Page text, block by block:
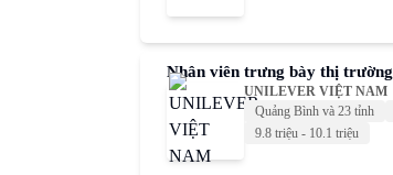
Nhân viên trưng bày thị trường
UNILEVER VIỆT NAM
Quảng Bình và 23 tỉnh
9.8 triệu - 10.1 triệu